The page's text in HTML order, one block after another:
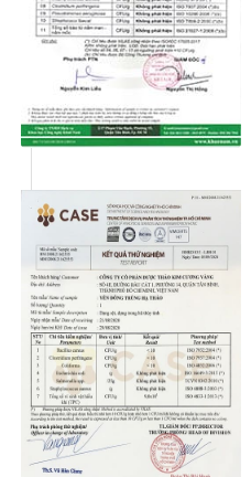
vàng:
Hộp quà “An Khang
mà còn chứa đựng
khỏe, rất phù hợp với xu
nay. Mỗi thành phần
01 Hộp Đông
trùng hạ thảo nổi
hiếm, có khả năng
thiện sức khỏe tổng
hoàn máu. Đây là
bồi bổ sức khỏe
Đông Trùng Hạ Thảo
dược" có nhiều công
bệnh và tăng cường sức